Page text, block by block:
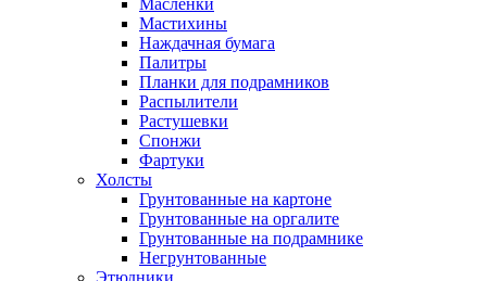
Масленки
Мастихины
Наждачная бумага
Палитры
Планки для подрамников
Распылители
Растушевки
Спонжи
Фартуки
Холсты
Грунтованные на картоне
Грунтованные на оргалите
Грунтованные на подрамнике
Негрунтованные
Этюдники